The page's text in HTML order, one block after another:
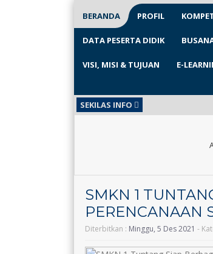
BERANDA PROFIL
DATA PESERTA DIDIK
VISI, MISI & TUJUAN E-
SEKILAS INFO
SMKN 1
PERENCANAAN
Diterbitkan : Minggu, 5 Des 2021 -